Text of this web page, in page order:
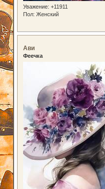
Уважение: +11911
Пол: Женский
Ави
Феечка